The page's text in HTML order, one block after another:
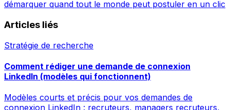
démarquer quand tout le monde peut postuler en un clic
Articles liés
Stratégie de recherche
Comment rédiger une demande de connexion
LinkedIn (modèles qui fonctionnent)
Modèles courts et précis pour vos demandes de
connexion LinkedIn : recruteurs, managers recruteurs,